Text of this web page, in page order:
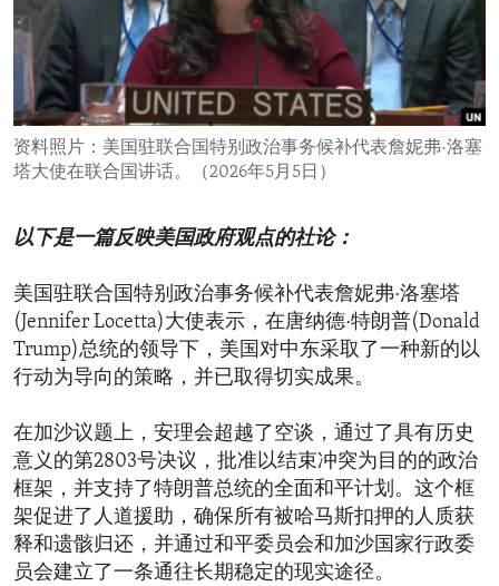
ECONOMY AND TRADE
ENVIRONMENT AND HEALTH
IDEALS AND INSTITUTIONS
资料照片：美国驻联合国特别政治事务候补代表詹妮弗·洛塞
塔大使在联合国讲话。（2026年5月5日）
以下是一篇反映美国政府观点的社论：
美国驻联合国特别政治事务候补代表詹妮弗·洛塞塔
(Jennifer Locetta)大使表示，在唐纳德·特朗普(Donald
Trump)总统的领导下，美国对中东采取了一种新的以
行动为导向的策略，并已取得切实成果。
在加沙议题上，安理会超越了空谈，通过了具有历史
意义的第2803号决议，批准以结束冲突为目的的政治
框架，并支持了特朗普总统的全面和平计划。这个框
架促进了人道援助，确保所有被哈马斯扣押的人质获
释和遗骸归还，并通过和平委员会和加沙国家行政委
员会建立了一条通往长期稳定的现实途径。